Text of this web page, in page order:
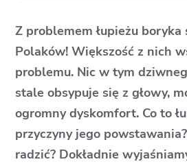
Z problemem łupieżu
Polaków! Większość z nich
problemu. Nic w tym
stale obsypuje się z głowy,
ogromny dyskomfort. Co to
przyczyny jego
radzić? Dokładnie